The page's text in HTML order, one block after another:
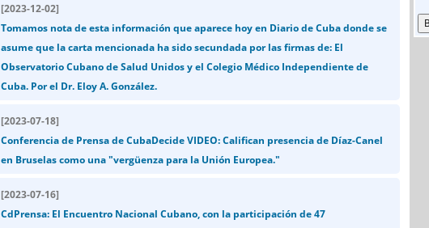
[2023-12-02]
Tomamos nota de esta información que aparece hoy en Diario de Cuba donde se
asume que la carta mencionada ha sido secundada por las firmas de: El
Observatorio Cubano de Salud Unidos y el Colegio Médico Independiente de
Cuba. Por el Dr. Eloy A. González.
[2023-07-18]
Conferencia de Prensa de CubaDecide VIDEO: Califican presencia de Díaz-Canel
en Bruselas como una "vergüenza para la Unión Europea."
[2023-07-16]
CdPrensa: El Encuentro Nacional Cubano, con la participación de 47